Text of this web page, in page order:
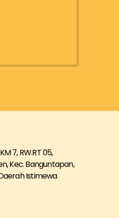
7, RW.RT 05,
Kec. Banguntapan,
Istimewa